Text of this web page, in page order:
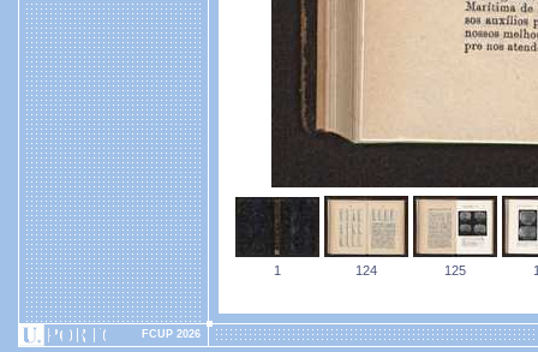
1 124 125
FCUP 2026